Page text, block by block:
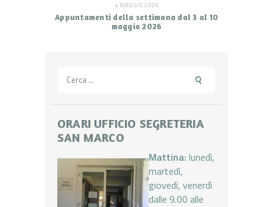
4 MAGGIO 2026
Appuntamenti della settimana dal 3 al 10
maggio 2026
per:
ORARI UFFICIO SEGRETERIA
SAN MARCO
Mattina: lunedì,
martedì,
giovedì, venerdì
dalle 9.00 alle